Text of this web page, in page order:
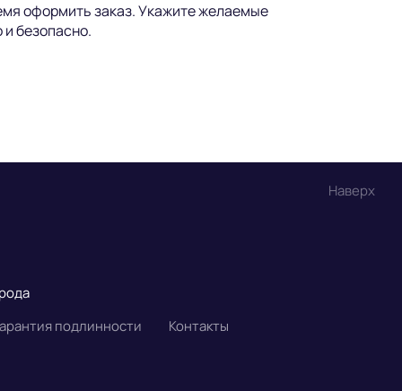
оформить заказ. Укажите желаемые
безопасно.
Наверх
подлинности Контакты